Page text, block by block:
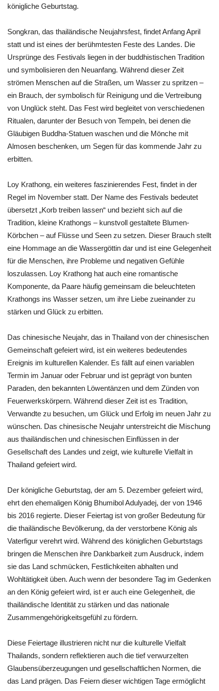
königliche Geburtstag.
Songkran, das thailändische Neujahrsfest, findet Anfang April
statt und ist eines der berühmtesten Feste des Landes. Die
Ursprünge des Festivals liegen in der buddhistischen Tradition
und symbolisieren den Neuanfang. Während dieser Zeit
strömen Menschen auf die Straßen, um Wasser zu spritzen –
ein Brauch, der symbolisch für Reinigung und die Vertreibung
von Unglück steht. Das Fest wird begleitet von verschiedenen
Ritualen, darunter der Besuch von Tempeln, bei denen die
Gläubigen Buddha-Statuen waschen und die Mönche mit
Almosen beschenken, um Segen für das kommende Jahr zu
erbitten.
Loy Krathong, ein weiteres faszinierendes Fest, findet in der
Regel im November statt. Der Name des Festivals bedeutet
übersetzt „Korb treiben lassen“ und bezieht sich auf die
Tradition, kleine Krathongs – kunstvoll gestaltete Blumen-
Körbchen – auf Flüsse und Seen zu setzen. Dieser Brauch stellt
eine Hommage an die Wassergöttin dar und ist eine Gelegenheit
für die Menschen, ihre Probleme und negativen Gefühle
loszulassen. Loy Krathong hat auch eine romantische
Komponente, da Paare häufig gemeinsam die beleuchteten
Krathongs ins Wasser setzen, um ihre Liebe zueinander zu
stärken und Glück zu erbitten.
Das chinesische Neujahr, das in Thailand von der chinesischen
Gemeinschaft gefeiert wird, ist ein weiteres bedeutendes
Ereignis im kulturellen Kalender. Es fällt auf einen variablen
Termin im Januar oder Februar und ist geprägt von bunten
Paraden, den bekannten Löwentänzen und dem Zünden von
Feuerwerkskörpern. Während dieser Zeit ist es Tradition,
Verwandte zu besuchen, um Glück und Erfolg im neuen Jahr zu
wünschen. Das chinesische Neujahr unterstreicht die Mischung
aus thailändischen und chinesischen Einflüssen in der
Gesellschaft des Landes und zeigt, wie kulturelle Vielfalt in
Thailand gefeiert wird.
Der königliche Geburtstag, der am 5. Dezember gefeiert wird,
ehrt den ehemaligen König Bhumibol Adulyadej, der von 1946
bis 2016 regierte. Dieser Feiertag ist von großer Bedeutung für
die thailändische Bevölkerung, da der verstorbene König als
Vaterfigur verehrt wird. Während des königlichen Geburtstags
bringen die Menschen ihre Dankbarkeit zum Ausdruck, indem
sie das Land schmücken, Festlichkeiten abhalten und
Wohltätigkeit üben. Auch wenn der besondere Tag im Gedenken
an den König gefeiert wird, ist er auch eine Gelegenheit, die
thailändische Identität zu stärken und das nationale
Zusammengehörigkeitsgefühl zu fördern.
Diese Feiertage illustrieren nicht nur die kulturelle Vielfalt
Thailands, sondern reflektieren auch die tief verwurzelten
Glaubensüberzeugungen und gesellschaftlichen Normen, die
das Land prägen. Das Feiern dieser wichtigen Tage ermöglicht